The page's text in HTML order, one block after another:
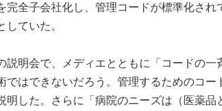
完全子会社化し、管理コードが標準化さ
していた。
説明会で、メディエとともに「コードの
ではできないだろう。管理するためのコ
明した。さらに「病院のニーズは（医薬